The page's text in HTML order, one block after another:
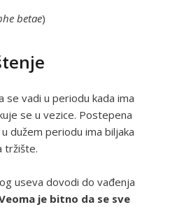
betae)
se vadi u periodu kada ima
se u vezice. Postepena
dužem periodu ima biljaka
tržište.
useva dovodi do vađenja
je bitno da se sve